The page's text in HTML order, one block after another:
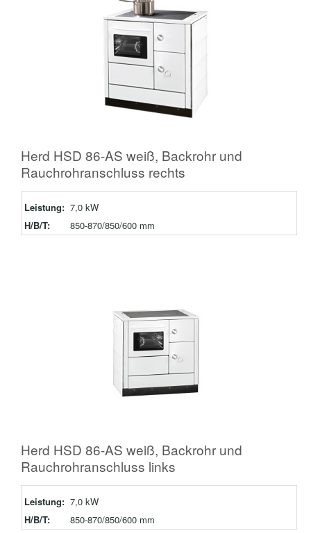
Herd HSD 86-AS weiß, Backrohr und
Rauchrohranschluss rechts
Leistung: 7,0 kW
H/B/T:
850-870/850/600 mm
Herd HSD 86-AS weiß, Backrohr und
Rauchrohranschluss links
Leistung: 7,0 kW
H/B/T:
850-870/850/600 mm